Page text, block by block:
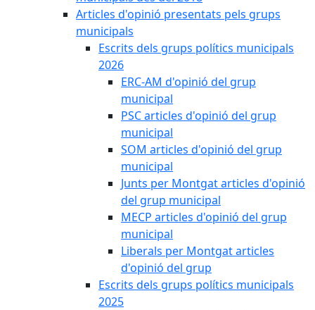
Articles d'opinió presentats pels grups
municipals
Escrits dels grups polítics municipals
2026
ERC-AM d'opinió del grup
municipal
PSC articles d'opinió del grup
municipal
SOM articles d'opinió del grup
municipal
Junts per Montgat articles d'opinió
del grup municipal
MECP articles d'opinió del grup
municipal
Liberals per Montgat articles
d'opinió del grup
Escrits dels grups polítics municipals
2025